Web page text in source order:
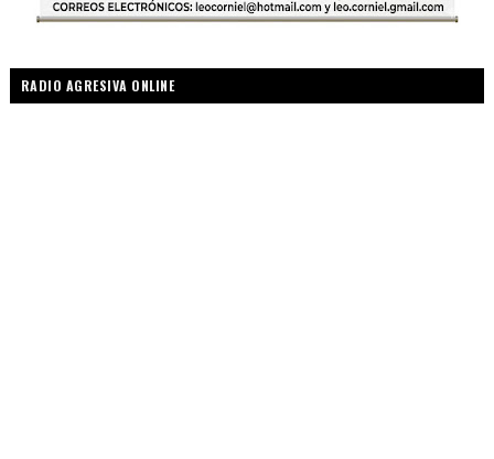
RADIO AGRESIVA ONLINE